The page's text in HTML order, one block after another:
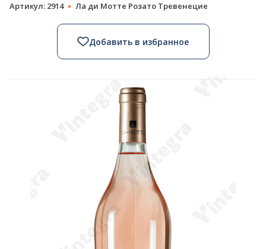
Артикул: 2914 Ла ди Мотте Розато Тревенецие
Добавить в избранное